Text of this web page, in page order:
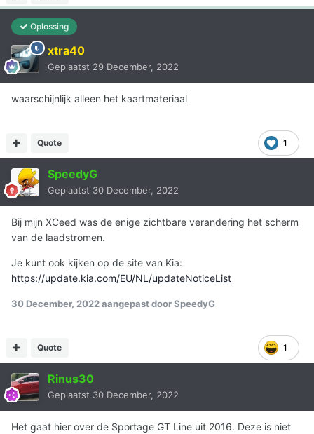
Oplossing
xtra40
Geplaatst 29 December, 2022
waarschijnlijk alleen het kaartmateriaal
1
Quote
SpeedyG
Geplaatst 30 December, 2022
Bij mijn XCeed was de enige zichtbare verandering het scherm
van de laadstromen.
Je kunt ook kijken op de site van Kia:
https://update.kia.com/EU/NL/updateNoticeList
30 December, 2022aangepast door SpeedyG
1
Quote
Rinus30
Geplaatst 30 December, 2022
Het gaat hier over de Sportage GT Line uit 2016. Deze is niet